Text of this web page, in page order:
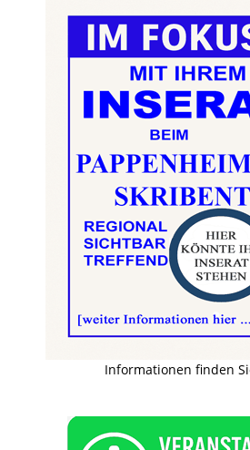
Informationen finden